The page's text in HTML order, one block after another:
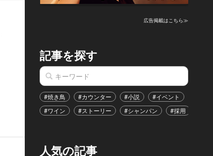
広告掲載はこちら≫
記事を探す
#焼き鳥 #カウンター #小説 #イベント
#ワイン
#ストーリー #シャンパン #採用
人気の記事